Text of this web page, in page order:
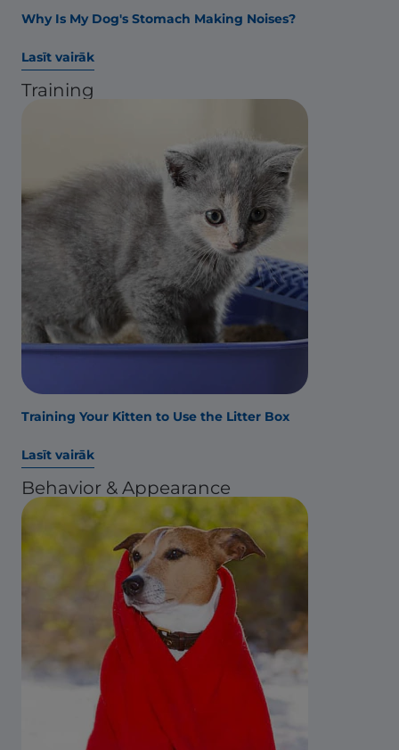
Why Is My Dog's Stomach Making Noises?
Lasīt vairāk
Training
Training Your Kitten to Use the Litter Box
Lasīt vairāk
Behavior & Appearance